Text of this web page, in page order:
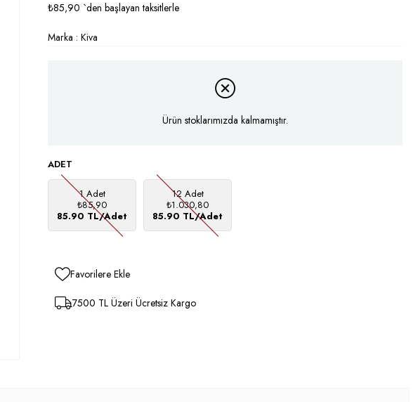
₺85,90 `den başlayan taksitlerle
Marka : Kiva
Ürün stoklarımızda kalmamıştır.
ADET
1 Adet
₺85,90
85.90 TL/Adet
12 Adet
₺1.030,80
85.90 TL/Adet
Favorilere Ekle
7500 TL Üzeri Ücretsiz Kargo